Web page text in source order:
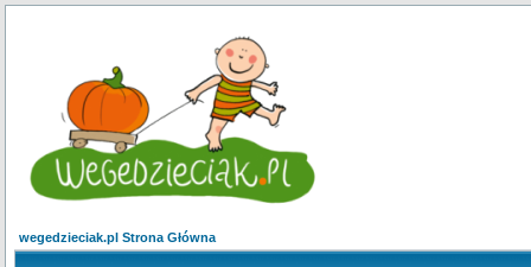
wegedzieciak.pl Strona Główna